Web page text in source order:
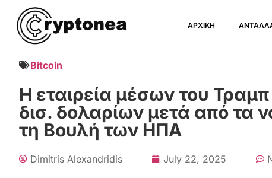
ΑΡΧΙΚΗ
Bitcoin
Η εταιρεία μέσων του
δισ. δολαρίων μετά από τα
τη Βουλή των ΗΠΑ
Dimitris Alexandridis July 22, 2025